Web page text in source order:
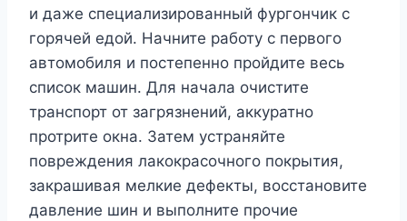
и даже специализированный фургончик с
горячей едой. Начните работу с первого
автомобиля и постепенно пройдите весь
список машин. Для начала очистите
транспорт от загрязнений, аккуратно
протрите окна. Затем устраняйте
повреждения лакокрасочного покрытия,
закрашивая мелкие дефекты, восстановите
давление шин и выполните прочие